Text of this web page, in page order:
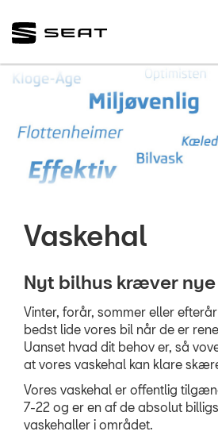
Vaskehal
Nyt bilhus kræver
Vinter, forår, sommer eller
bedst lide vores bil når de er rene.
Uanset hvad dit behov er, så
at vores vaskehal kan klare
Vores vaskehal er offentlig
7-22 og er en af de absolut
vaskehaller i området.